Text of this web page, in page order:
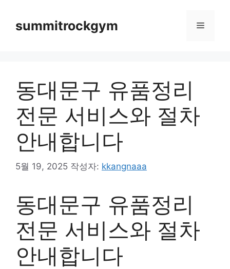
summitrockgym 메
동대문구 유품정리
전문 서비스와 절차
안내합니다
5월 19, 2025 작성자: kkangnaaa
동대문구 유품정리
전문 서비스와 절차
안내합니다